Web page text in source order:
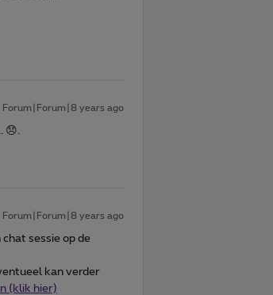
Forum|Forum|8 years ago
😞.
Forum|Forum|8 years ago
sessie op de
kan verder
(klik hier)